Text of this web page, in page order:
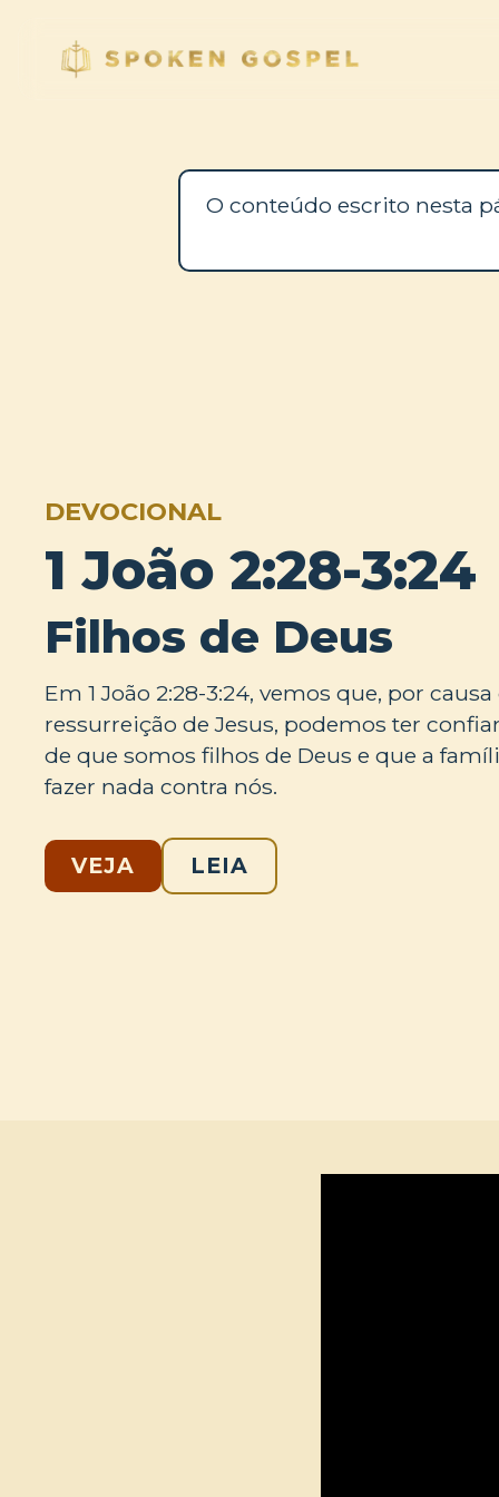
O conteúdo escrito nesta
DEVOCIONAL
1 João 2:28-3:24
Filhos de Deus
Em 1 João 2:28-3:24, vemos que, por
ressurreição de Jesus, podemos ter
de que somos filhos de Deus e que a
fazer nada contra nós.
VEJA LEIA